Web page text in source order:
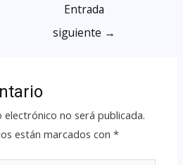
Entrada
siguiente →
no será publicada.
están marcados con*